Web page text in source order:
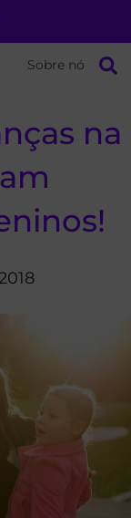
Sobre nós
na